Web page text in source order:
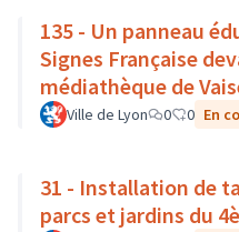
135 - Un panneau
Signes Française
médiathèque de
Ville de Lyon 0 0 En
31 - Installation de
parcs et jardins du